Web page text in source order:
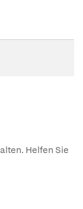
Helfen Sie